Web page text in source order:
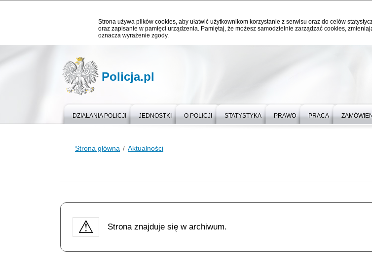
Strona używa plików cookies, aby ułatwić użytkownikom korzystanie z serwisu oraz do celów
oraz zapisanie w pamięci urządzenia. Pamiętaj, że możesz samodzielnie zarządzać cookies,
oznacza wyrażenie zgody.
Policja.pl
DZIAŁANIA POLICJI JEDNOSTKI O POLICJI STATYSTYKA PRAWO PRACA
Strona główna Aktualności
Strona znajduje się w archiwum.